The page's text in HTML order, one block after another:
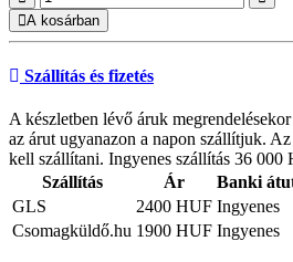
A kosárban
Szállítás és fizetés
A készletben lévő áruk
az árut ugyanazon a napon szállítjuk.
kell szállítani. Ingyenes szállítás 36 000
Szállítás
Ár Banki
GLS
2400 HUF Ingyenes
Csomagküldő.hu 1900 HUF Ingyenes